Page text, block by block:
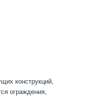
конструкций,
ограждения,